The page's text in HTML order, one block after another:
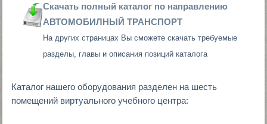
Скачать полный каталог по направлению
АВТОМОБИЛНЫЙ ТРАНСПОРТ
На других страницах Вы сможете скачать требуемые
разделы, главы и описания позиций каталога
Каталог нашего оборудования разделен на шесть
помещений виртуального учебного центра: